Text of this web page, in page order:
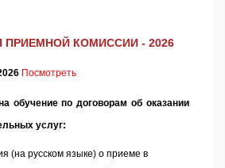
КОМИССИИ - 2026
Посмотреть
обучение по договорам об оказании
услуг:
(на русском языке) о приеме в